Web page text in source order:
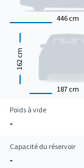
446 cm
187 cm
162
cm
Poids à vide
-
Capacité du réservoir
-